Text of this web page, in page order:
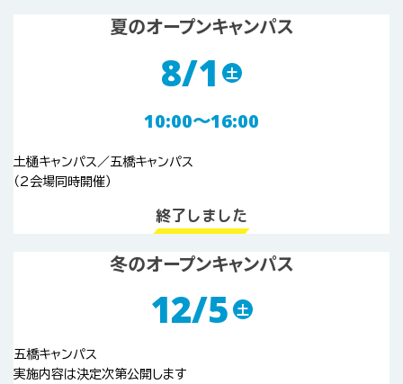
夏のオープンキャンパス
8/1 土
10:00〜16:00
土樋キャンパス／五橋キャンパス
（2会場同時開催）
終了しました
冬のオープンキャンパス
12/5 土
五橋キャンパス
実施内容は決定次第公開します